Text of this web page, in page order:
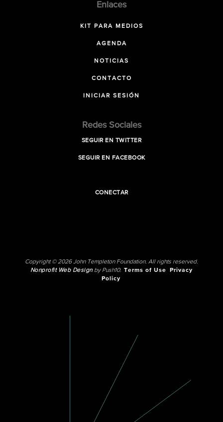
Enlaces
KIT PARA MEDIOS
AGENDA
NOTICIAS
CONTACTO
INICIAR SESIÓN
Redes Sociales
SEGUIR EN TWITTER
SEGUIR EN FACEBOOK
CONECTAR
Copyright © 2026 John Templeton Foundation. All rights reserved.
Nonprofit Web Designby Push10. Terms of Use
Privacy
Policy